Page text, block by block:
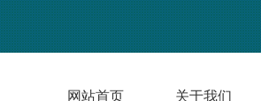
网站首页 关于我们